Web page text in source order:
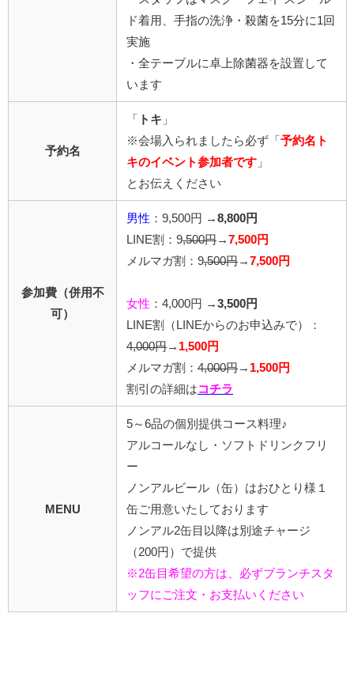
ド着用、手指の洗浄・殺菌を15分に1回
実施
・全テーブルに卓上除菌器を設置して
います
予約名
「 トキ 」
※会場入られましたら必ず「 予約名ト
キのイベント参加者です 」
とお伝えください
参加費（併用不
可）
男性 ：9,500円 → 8,800円
LINE割：9,500円 → 7,500円
メルマガ割：9,500円 → 7,500円
女性 ：4,000円 → 3,500円
LINE割
（LINEからのお申込みで）
：
4,000円 → 1,500円
メルマガ割： 4,000円 → 1,500円
割引の詳細は コチラ
MENU
5～6品の個別提供コース料理♪
アルコールなし・ソフトドリンクフリ
ー
ノンアルビール（缶）はおひとり様１
缶ご用意いたしております
ノンアル2缶目以降は別途チャージ
（200円）で提供
※2缶目希望の方は、必ずブランチスタ
ッフにご注文・お支払いください